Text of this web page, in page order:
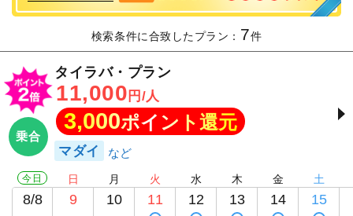
検索条件に合致したプラン： 7件
乗合
タイラバ・プラン
11,000 円/人
3,000ポイント還元
マダイ
今日
8/8
日
9
月
10
火
11
水
12
木
13
金
14
土
15